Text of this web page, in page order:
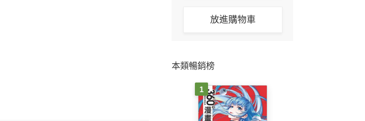
放進購物車
本類暢銷榜
1